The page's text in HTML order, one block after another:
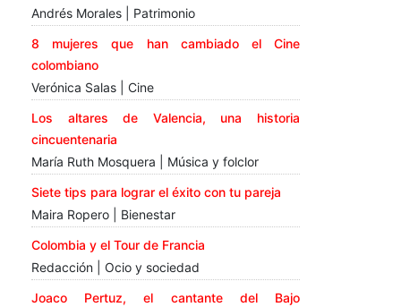
Andrés Morales | Patrimonio
8 mujeres que han cambiado el Cine
colombiano
Verónica Salas | Cine
Los altares de Valencia, una historia
cincuentenaria
María Ruth Mosquera | Música y folclor
Siete tips para lograr el éxito con tu pareja
Maira Ropero | Bienestar
Colombia y el Tour de Francia
Redacción | Ocio y sociedad
Joaco Pertuz, el cantante del Bajo